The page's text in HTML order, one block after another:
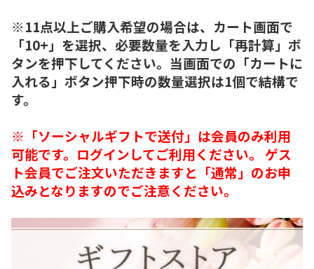
※11点以上ご購入希望の場合は、カート画面で
「10+」を選択、必要数量を入力し「再計算」ボ
タンを押下してください。当画面での「カートに
入れる」ボタン押下時の数量選択は1個で結構で
す。
※「ソーシャルギフトで送付」は会員のみ利用
可能です。ログインしてご利用ください。 ゲス
ト会員でご注文いただきますと「通常」のお申
込みとなりますのでご注意ください。